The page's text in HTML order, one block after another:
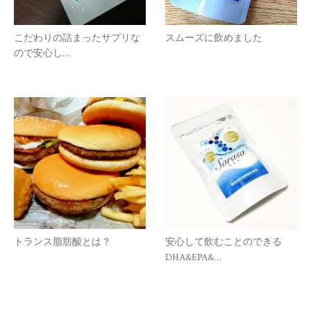
こだわりの詰まったサプリな
ので安心し…
スムーズに飲めました
トランス脂肪酸とは？
安心して飲むことのできる
DHA&EPA&…